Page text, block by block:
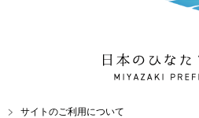
日本のひなた 宮崎
MIYAZAKI
サイトのご利用について